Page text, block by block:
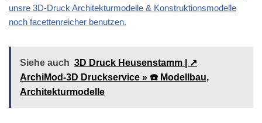
unsre 3D-Druck Architekturmodelle & Konstruktionsmodelle
noch facettenreicher benutzen.
Siehe auch 3D Druck Heusenstamm | ↗️
ArchiMod-3D Druckservice » ☎️ Modellbau,
Architekturmodelle